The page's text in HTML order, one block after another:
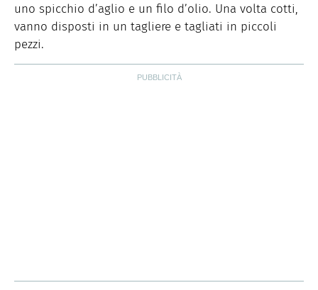
uno spicchio d’aglio e un filo d’olio. Una volta cotti,
vanno disposti in un tagliere e tagliati in piccoli
pezzi.